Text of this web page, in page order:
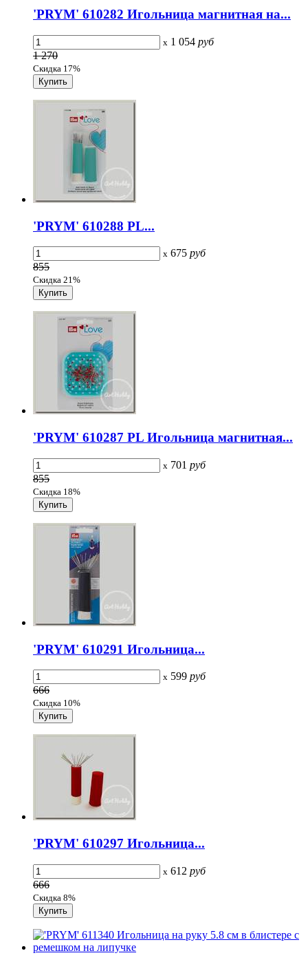
'PRYM' 610282 Игольница магнитная на...
x 1 054 руб
1 270
Скидка 17%
'PRYM' 610288 PL...
x 675 руб
855
Скидка 21%
'PRYM' 610287 PL Игольница магнитная...
x 701 руб
855
Скидка 18%
'PRYM' 610291 Игольница...
x 599 руб
666
Скидка 10%
'PRYM' 610297 Игольница...
x 612 руб
666
Скидка 8%